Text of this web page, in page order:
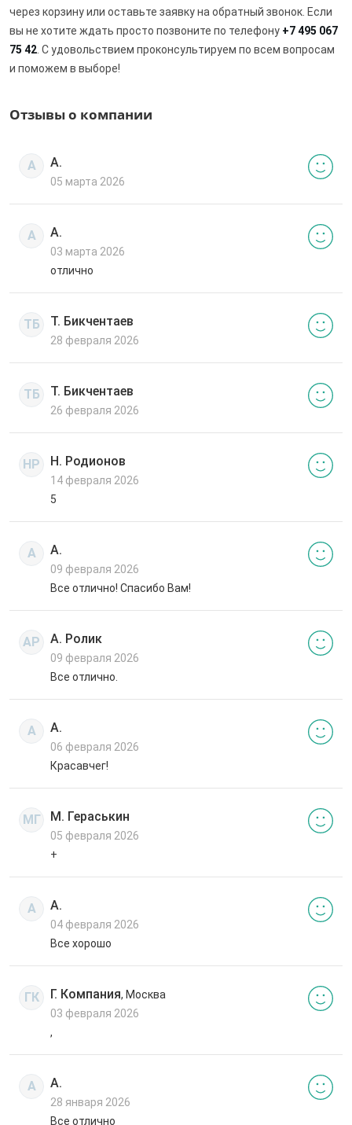
через корзину или оставьте заявку на обратный звонок. Если
вы не хотите ждать просто позвоните по телефону +7 495 067
75 42 . С удовольствием проконсультируем по всем вопросам
и поможем в выборе!
Отзывы о компании
А А.
05 марта 2026
А А.
03 марта 2026
отлично
ТБ Т. Бикчентаев
28 февраля 2026
ТБ Т. Бикчентаев
26 февраля 2026
НР Н. Родионов
14 февраля 2026
5
А А.
09 февраля 2026
Все отлично! Спасибо Вам!
АР А. Ролик
09 февраля 2026
Все отлично.
А А.
06 февраля 2026
Красавчег!
МГ М. Гераськин
05 февраля 2026
+
А А.
04 февраля 2026
Все хорошо
ГК Г. Компания, Москва
03 февраля 2026
,
А А.
28 января 2026
Все отлично